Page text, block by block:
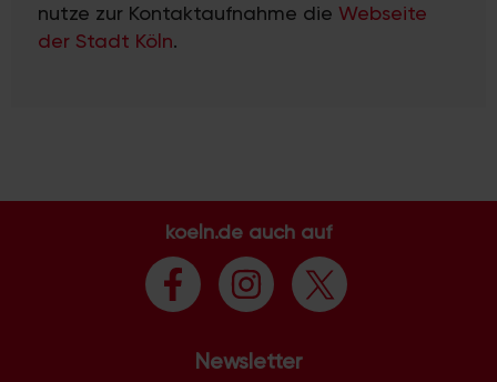
nutze zur Kontaktaufnahme die Webseite
der Stadt Köln.
koeln.de auch auf
Newsletter